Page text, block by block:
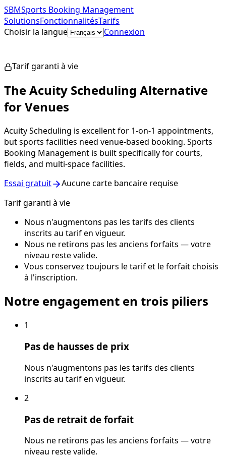
SBMSports Booking Management
SolutionsFonctionnalitésTarifs
Choisir la langue
Connexion
Tarif garanti à vie
The Acuity Scheduling Alternative
for Venues
Acuity Scheduling is excellent for 1-on-1 appointments,
but sports facilities need venue-based booking. Sports
Booking Management is built specifically for courts,
fields, and multi-space facilities.
Essai gratuit
Aucune carte bancaire requise
Tarif garanti à vie
Nous n'augmentons pas les tarifs des clients
inscrits au tarif en vigueur.
Nous ne retirons pas les anciens forfaits — votre
niveau reste valide.
Vous conservez toujours le tarif et le forfait choisis
à l'inscription.
Notre engagement en trois piliers
1
Pas de hausses de prix
Nous n'augmentons pas les tarifs des clients
inscrits au tarif en vigueur.
2
Pas de retrait de forfait
Nous ne retirons pas les anciens forfaits — votre
niveau reste valide.